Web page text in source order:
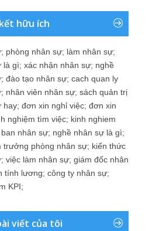
hữu ích
; phòng nhân sự; làm nhân sự;
là gì; xác nhận nhân sự; nghề
; đào tạo nhân sự; cach quan ly
; nhân viên nhân sự; sách quản trị
hay; đơn xin nghỉ việc; đơn xin
nghiệm tìm việc; kinh nghiem
ban nhân sự; nghề nhân sự là gì;
trưởng phòng nhân sự; kiến thức
; việc làm nhân sự; giám đốc nhân
tính lương; công ty nhân sự;
KPI;
viết của tôi